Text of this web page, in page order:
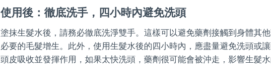
使用後：徹底洗手，四小時內避免洗頭
塗抹生髮水後，請務必徹底洗淨雙手。這樣可以避免藥劑接觸到身體其
必要的毛髮增生。此外，使用生髮水後的四小時內，應盡量避免洗頭或
頭皮吸收並發揮作用，如果太快洗頭，藥劑很可能會被沖走，影響生髮水